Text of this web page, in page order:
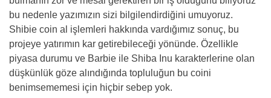
bu nedenle yazımızın sizi bilgilendirdiğini umuyoruz.
Shibie coin al işlemleri hakkında vardığımız sonuç, bu
projeye yatırımın kar getirebileceği yönünde. Özellikle
piyasa durumu ve Barbie ile Shiba Inu karakterlerine olan
düşkünlük göze alındığında topluluğun bu coini
benimsememesi için hiçbir sebep yok.